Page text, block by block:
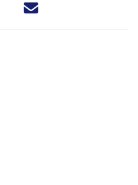
Deel dit nieuwsbericht via X -
Deel dit nieuwsbericht via
Deel dit nieuwsbericht
Deel dit